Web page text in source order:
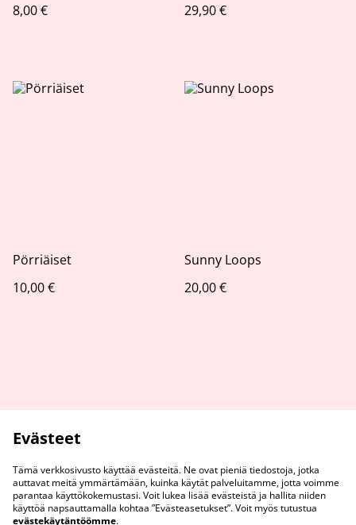
8,00 €
29,90 €
Pörriäiset
10,00 €
Sunny Loops
20,00 €
Evästeet
Tämä verkkosivusto käyttää evästeitä. Ne ovat pieniä tiedostoja, jotka
auttavat meitä ymmärtämään, kuinka käytät palveluitamme, jotta voimme
parantaa käyttökokemustasi. Voit lukea lisää evästeistä ja hallita niiden
käyttöä napsauttamalla kohtaa ”Evästeasetukset”. Voit myös tutustua
evästekäytäntöömme.